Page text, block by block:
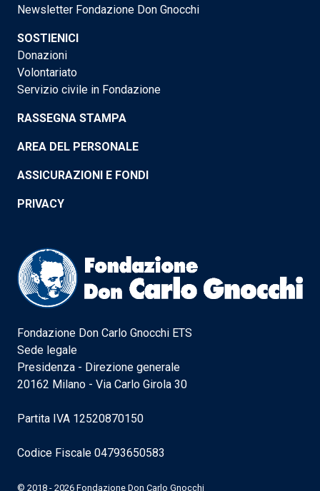
Newsletter Fondazione Don Gnocchi
SOSTIENICI
Donazioni
Volontariato
Servizio civile in Fondazione
RASSEGNA STAMPA
AREA DEL PERSONALE
ASSICURAZIONI E FONDI
PRIVACY
Fondazione Don Carlo Gnocchi ETS
Sede legale
Presidenza - Direzione generale
20162 Milano - Via Carlo Girola 30
Partita IVA 12520870150
Codice Fiscale 04793650583
© 2018 - 2026 Fondazione Don Carlo Gnocchi